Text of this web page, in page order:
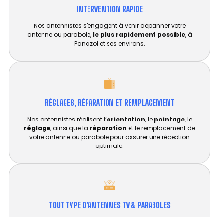
INTERVENTION RAPIDE
Nos antennistes s'engagent à venir dépanner votre
antenne ou parabole, le plus rapidement possible, à
Panazol et ses environs.
RÉGLAGES, RÉPARATION ET REMPLACEMENT​
Nos antennistes réalisent l’orientation, le pointage, le
réglage, ainsi que la réparation et le remplacement de
votre antenne ou parabole pour assurer une réception
optimale.
TOUT TYPE D'ANTENNES TV & PARABOLES